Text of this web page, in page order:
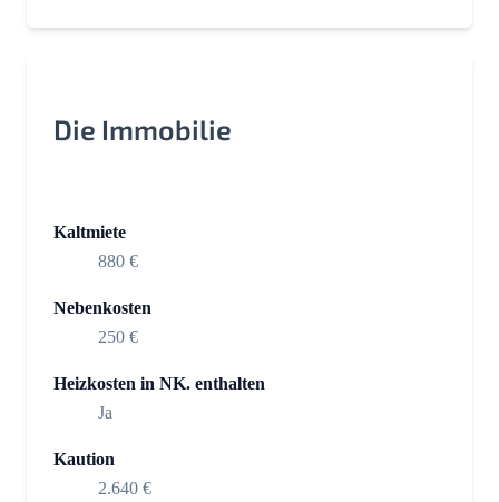
Die Immobilie
Kaltmiete
880 €
Nebenkosten
250 €
Heizkosten in NK. enthalten
Ja
Kaution
2.640 €